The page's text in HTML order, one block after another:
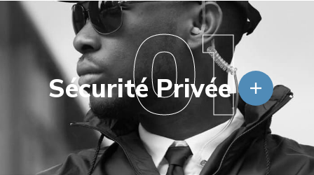
01
Sécurité Privée